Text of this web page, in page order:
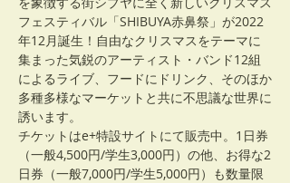
フェスティバル「SHIBUYA赤鼻祭」が2022
年12月誕生！自由なクリスマスをテーマに
集まった気鋭のアーティスト・バンド12組
によるライブ、フードにドリンク、そのほか
多種多様なマーケットと共に不思議な世界に
誘います。
チケットはe+特設サイトにて販売中。1日券
（一般4,500円/学生3,000円）の他、お得な2
日券（一般7,000円/学生5,000円）も数量限